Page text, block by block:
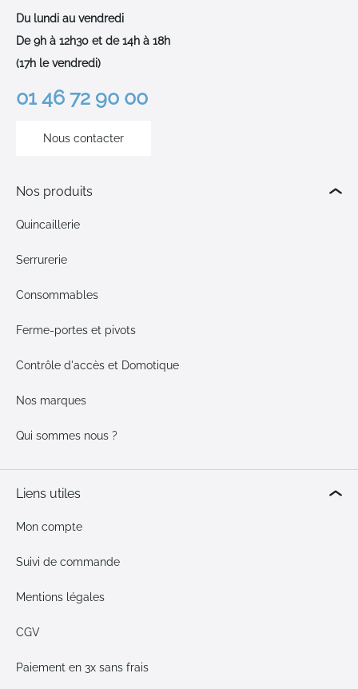
Du lundi au vendredi
De 9h à 12h30 et de 14h à 18h
(17h le vendredi)
01 46 72 90 00
Nous contacter
Nos produits
Quincaillerie
Serrurerie
Consommables
Ferme-portes et pivots
Contrôle d'accès et Domotique
Nos marques
Qui sommes nous ?
Liens utiles
Mon compte
Suivi de commande
Mentions légales
CGV
Paiement en 3x sans frais